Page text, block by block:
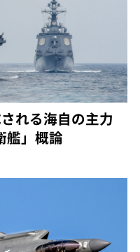
れる海自の主力
」概論